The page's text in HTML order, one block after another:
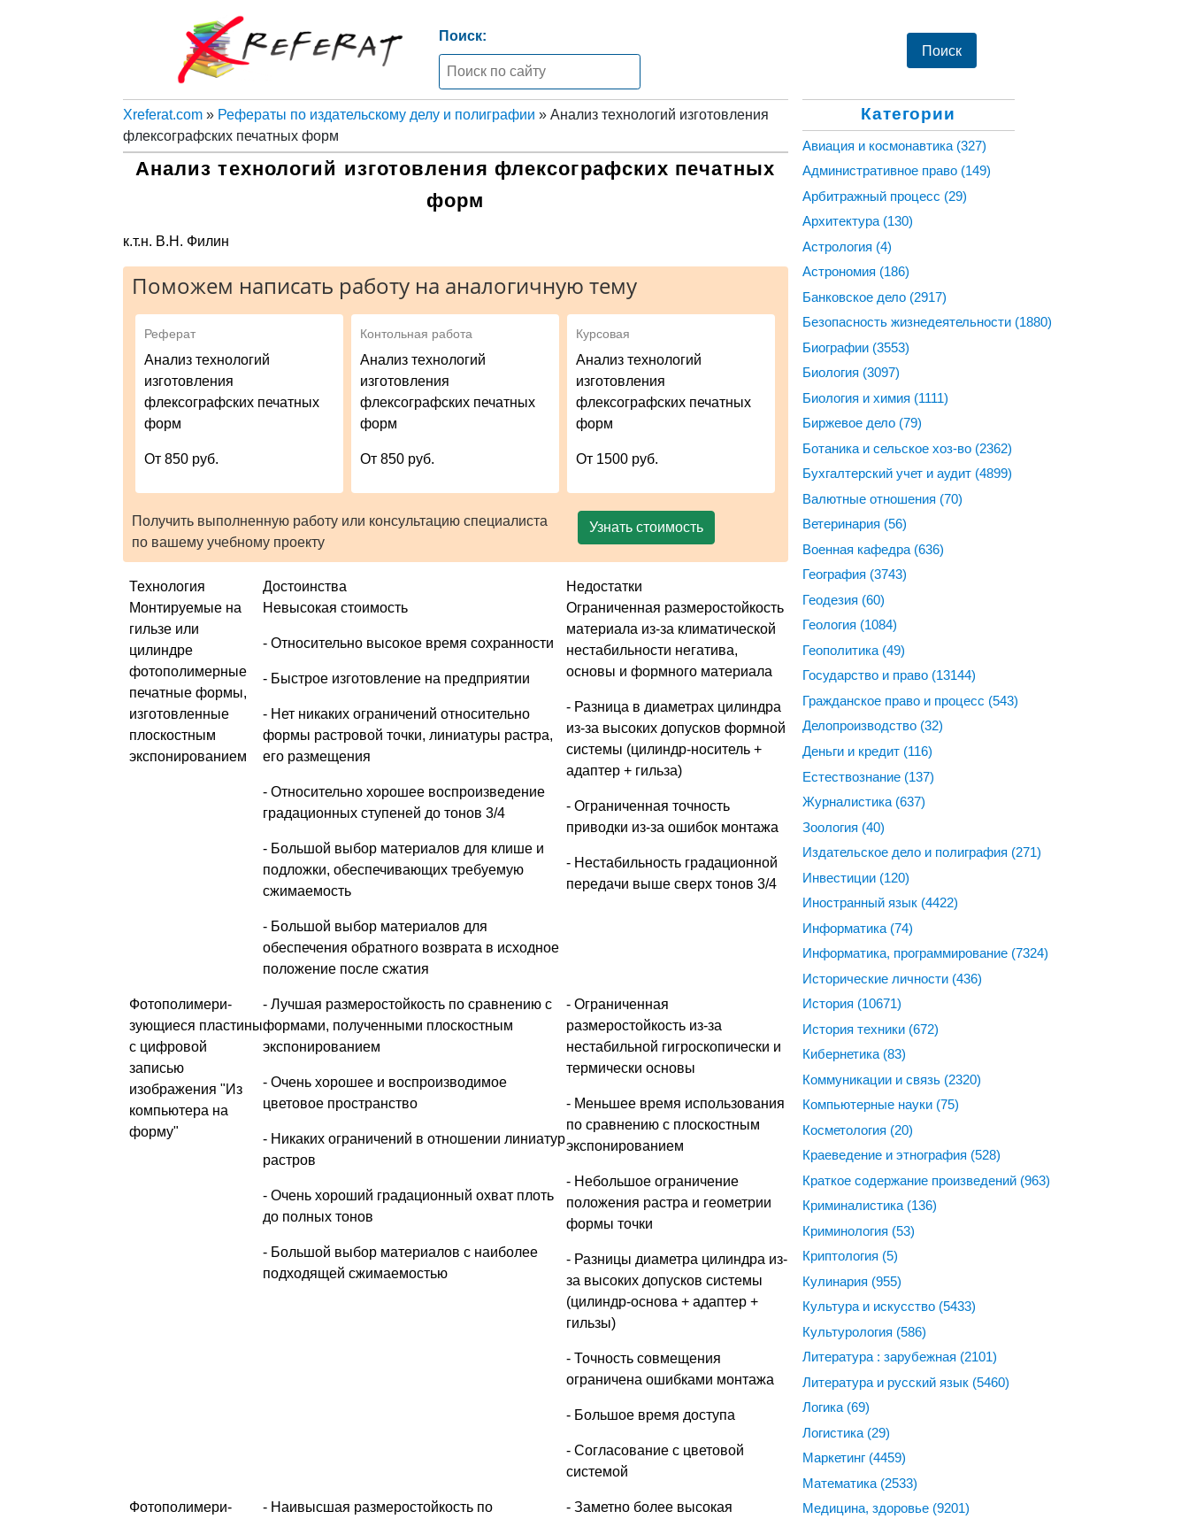
Поиск:
Xreferat.com» Рефераты по издательскому делу и полиграфии » Анализ технологий изготовления
флексографских печатных форм
Анализ технологий изготовления флексографских печатных
форм
к.т.н. В.Н. Филин
Поможем написать работу на аналогичную тему
Реферат
Анализ технологий
изготовления
флексографских печатных
форм
От 850 руб.
Контольная работа
Анализ технологий
изготовления
флексографских печатных
форм
От 850 руб.
Курсовая
Анализ технологий
изготовления
флексографских печатных
форм
От 1500 руб.
Получить выполненную работу или консультацию специалиста
по вашему учебному проекту
Узнать стоимость
Технология Достоинства
Недостатки
Монтируемые на
гильзе или
цилиндре
фотополимерные
печатные формы,
изготовленные
плоскостным
экспонированием
Невысокая стоимость
- Относительно высокое время сохранности
- Быстрое изготовление на предприятии
- Нет никаких ограничений относительно
формы растровой точки, линиатуры растра,
его размещения
- Относительно хорошее воспроизведение
градационных ступеней до тонов 3/4
- Большой выбор материалов для клише и
подложки, обеспечивающих требуемую
сжимаемость
- Большой выбор материалов для
обеспечения обратного возврата в исходное
положение после сжатия
Ограниченная размеростойкость
материала из-за климатической
нестабильности негатива,
основы и формного материала
- Разница в диаметрах цилиндра
из-за высоких допусков формной
системы (цилиндр-носитель +
адаптер + гильза)
- Ограниченная точность
приводки из-за ошибок монтажа
- Нестабильность градационной
передачи выше сверх тонов 3/4
Фотополимери-
зующиеся пластины
с цифровой
записью
изображения "Из
компьютера на
форму"
- Лучшая размеростойкость по сравнению с
формами, полученными плоскостным
экспонированием
- Очень хорошее и воспроизводимое
цветовое пространство
- Никаких ограничений в отношении линиатур
растров
- Очень хороший градационный охват плоть
до полных тонов
- Большой выбор материалов с наиболее
подходящей сжимаемостью
- Ограниченная
размеростойкость из-за
нестабильной гигроскопически и
термически основы
- Меньшее время использования
по сравнению с плоскостным
экспонированием
- Небольшое ограничение
положения растра и геометрии
формы точки
- Разницы диаметра цилиндра из-
за высоких допусков системы
(цилиндр-основа + адаптер +
гильзы)
- Точность совмещения
ограничена ошибками монтажа
- Большое время доступа
- Согласование с цветовой
системой
Фотополимери-
- Наивысшая размеростойкость по
- Заметно более высокая
Категории
Авиация и космонавтика (327)
Административное право (149)
Арбитражный процесс (29)
Архитектура (130)
Астрология (4)
Астрономия (186)
Банковское дело (2917)
Безопасность жизнедеятельности (1880)
Биографии (3553)
Биология (3097)
Биология и химия (1111)
Биржевое дело (79)
Ботаника и сельское хоз-во (2362)
Бухгалтерский учет и аудит (4899)
Валютные отношения (70)
Ветеринария (56)
Военная кафедра (636)
География (3743)
Геодезия (60)
Геология (1084)
Геополитика (49)
Государство и право (13144)
Гражданское право и процесс (543)
Делопроизводство (32)
Деньги и кредит (116)
Естествознание (137)
Журналистика (637)
Зоология (40)
Издательское дело и полиграфия (271)
Инвестиции (120)
Иностранный язык (4422)
Информатика (74)
Информатика, программирование (7324)
Исторические личности (436)
История (10671)
История техники (672)
Кибернетика (83)
Коммуникации и связь (2320)
Компьютерные науки (75)
Косметология (20)
Краеведение и этнография (528)
Краткое содержание произведений (963)
Криминалистика (136)
Криминология (53)
Криптология (5)
Кулинария (955)
Культура и искусство (5433)
Культурология (586)
Литература : зарубежная (2101)
Литература и русский язык (5460)
Логика (69)
Логистика (29)
Маркетинг (4459)
Математика (2533)
Медицина, здоровье (9201)